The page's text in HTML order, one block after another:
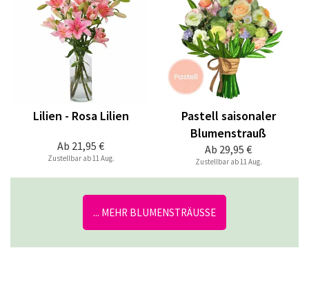
Ab 21,95 €
Lilien - Rosa Lilien
Zustellbar ab 11 Aug.
Ab 29,95 €
Pastell saisonaler
Blumenstrauß
Zustellbar ab 11 Aug.
... MEHR BLUMENSTRÄUSSE